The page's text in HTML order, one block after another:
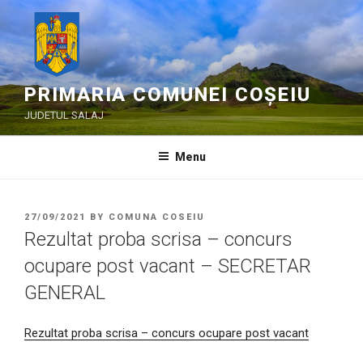
Skip
content
PRIMARIA COMUNEI COȘEIU
JUDETUL SALAJ
Menu
POSTED
ON
27/09/2021 BY COMUNA COSEIU
Rezultat proba scrisa – concurs
ocupare post vacant – SECRETAR
GENERAL
Rezultat proba scrisa – concurs ocupare post vacant